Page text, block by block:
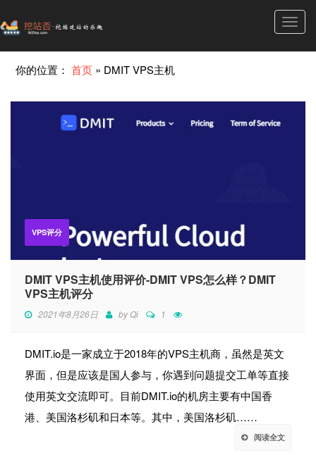
你的位置：首页 » DMIT VPS主机
VPS评分
DMIT VPS主机使用评价-DMIT VPS怎么样？DMIT
VPS主机评分
2021年8月26日 byQi 1
DMIT.io是一家成立于2018年的VPS主机商，虽然是英文
界面，但是应该是国人参与，你遇到问题提交工单等直接
使用英文交流即可。目前DMIT.io的机房主要有中国香
港、美国洛杉矶和日本等。其中，美国洛杉矶……
阅读全文